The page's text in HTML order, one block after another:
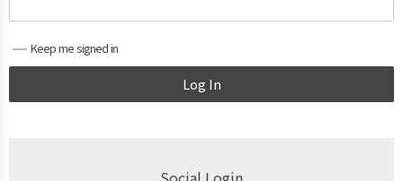
Keep me signed in
Log In